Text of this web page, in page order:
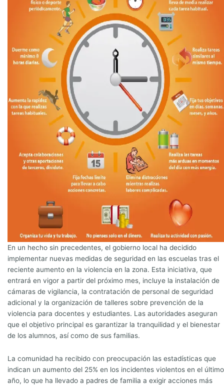
En un hecho sin precedentes, el gobierno local ha decidido
implementar nuevas medidas de seguridad en las escuelas tras el
reciente aumento en la violencia en la zona. Esta iniciativa, que
entrará en vigor a partir del próximo mes, incluye la instalación de
cámaras de vigilancia, la contratación de personal de seguridad
adicional y la organización de talleres sobre prevención de la
violencia para docentes y estudiantes. Las autoridades aseguran
que el objetivo principal es garantizar la tranquilidad y el bienestar
de los alumnos, así como de sus familias.
La comunidad ha recibido con preocupación las estadísticas que
indican un aumento del 25% en los incidentes violentos en el último
año, lo que ha llevado a padres de familia a exigir acciones más